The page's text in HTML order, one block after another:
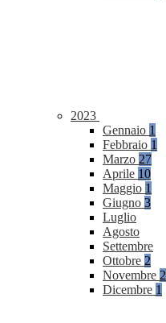
2023
Gennaio 1
Febbraio 1
Marzo 27
Aprile 10
Maggio 1
Giugno 3
Luglio
Agosto
Settembre
Ottobre 2
Novembre 2
Dicembre 1